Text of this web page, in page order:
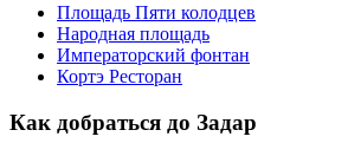
Площадь Пяти колодцев
Народная площадь
Императорский фонтан
Кортэ Ресторан
Как добраться до Задар